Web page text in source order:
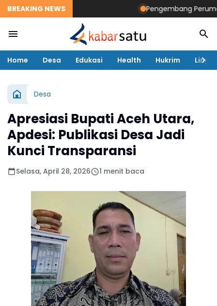
BREAKING NEWS Pengembang
Home Desa Edukasi Health Hukrim
Desa
Apresiasi Bupati Aceh Utara,
Apdesi: Publikasi Desa Jadi
Kunci Transparansi
Selasa, April 28, 2026 1 menit baca